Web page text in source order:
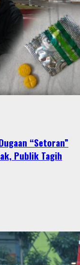
“Setoran”
Publik Tagih